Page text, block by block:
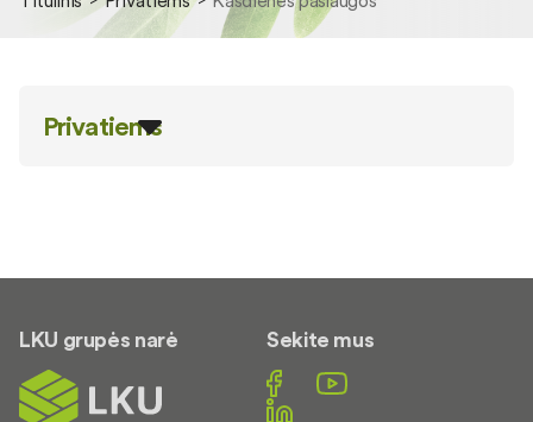
Privatiems
LKU grupės narė Sekite mus